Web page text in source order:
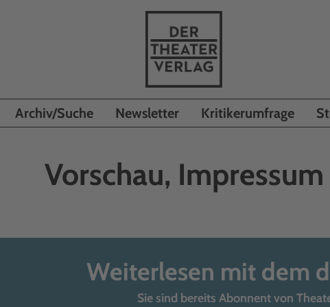
Archiv/Suche Newsletter Kritikerumfrage
Vorschau, Impressum
Weiterlesen mit dem
Sie sind bereits Abonnent von